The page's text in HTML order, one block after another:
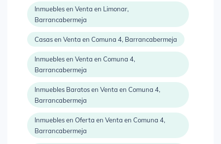
Inmuebles en Venta en Limonar,
Barrancabermeja
Casas en Venta en Comuna 4, Barrancabermeja
Inmuebles en Venta en Comuna 4,
Barrancabermeja
Inmuebles Baratos en Venta en Comuna 4,
Barrancabermeja
Inmuebles en Oferta en Venta en Comuna 4,
Barrancabermeja